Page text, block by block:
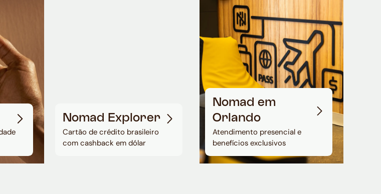
Nomad Explorer
Cartão de crédito brasileiro
com cashback em dólar
Nomad em
Orlando
Atendimento presencial e
benefícios exclusivos